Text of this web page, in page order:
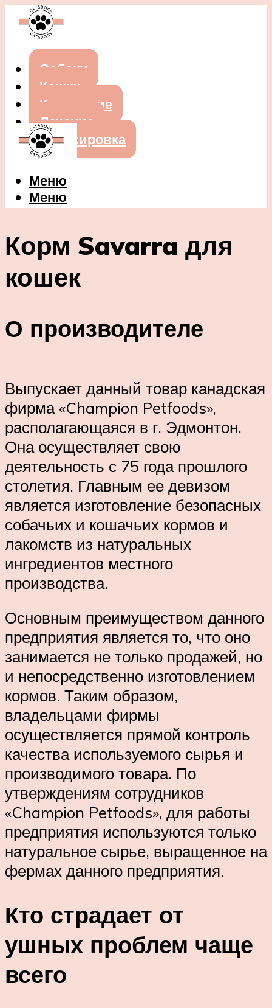
Собаки
Кошки
Кормление
Лечение
Дрессировка
Меню
Меню
Корм Savarra для
кошек
О производителе
Выпускает данный товар канадская
фирма «Champion Petfoods»,
располагающаяся в г. Эдмонтон.
Она осуществляет свою
деятельность с 75 года прошлого
столетия. Главным ее девизом
является изготовление безопасных
собачьих и кошачьих кормов и
лакомств из натуральных
ингредиентов местного
производства.
Основным преимуществом данного
предприятия является то, что оно
занимается не только продажей, но
и непосредственно изготовлением
кормов. Таким образом,
владельцами фирмы
осуществляется прямой контроль
качества используемого сырья и
производимого товара. По
утверждениям сотрудников
«Champion Petfoods», для работы
предприятия используются только
натуральное сырье, выращенное на
фермах данного предприятия.
Кто страдает от
ушных проблем чаще
всего